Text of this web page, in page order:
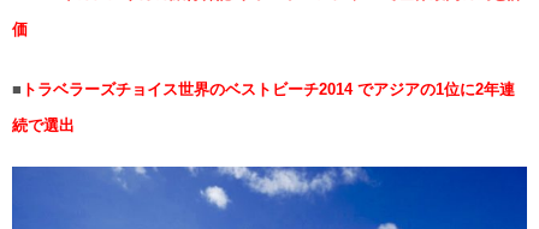
価
■ トラベラーズチョイス世界のベストビーチ2014 でアジアの1位に2年連
続で選出